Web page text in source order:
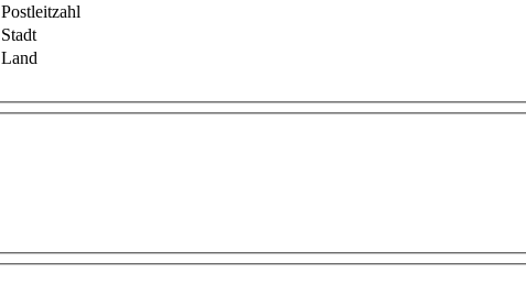
Postleitzahl
Stadt
Land